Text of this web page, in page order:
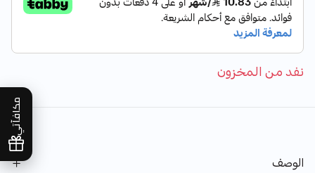
مكافآتي
نفد من المخزون
الوصف